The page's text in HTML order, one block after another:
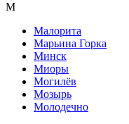
М
Малорита
Марьина Горка
Минск
Миоры
Могилёв
Мозырь
Молодечно